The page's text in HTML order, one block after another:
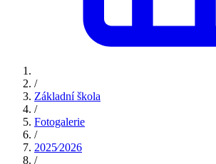
/
Základní škola
/
Fotogalerie
/
2025⁄2026
/